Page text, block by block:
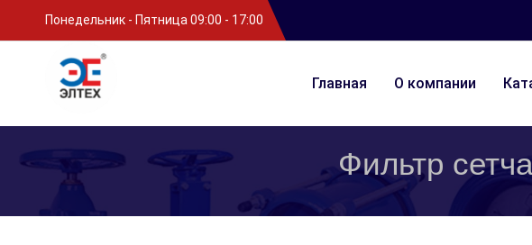
Понедельник - Пятница 09:00 - 17:00
Главная О компании
Фильтр